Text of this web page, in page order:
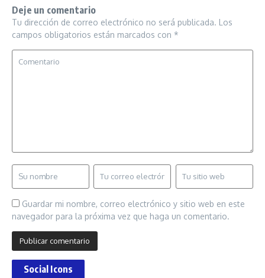
Deje un comentario
Tu dirección de correo electrónico no será publicada. Los
campos obligatorios están marcados con *
Guardar mi nombre, correo electrónico y sitio web en este
navegador para la próxima vez que haga un comentario.
Social Icons